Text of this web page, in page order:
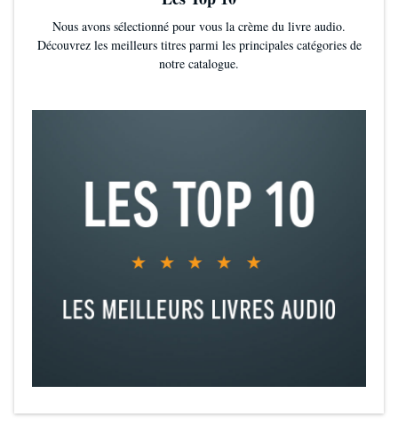
Nous avons sélectionné pour vous la crème du livre audio.
Découvrez les meilleurs titres parmi les principales catégories de
notre catalogue.